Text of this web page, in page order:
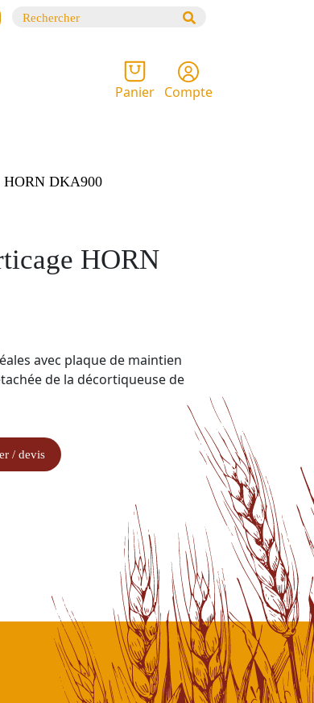
Recherche
Panier Compte
HORN DKA900
HORN
avec plaque de maintien
de la décortiqueuse de
/ devis